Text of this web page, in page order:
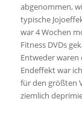
abgenommen,
typische
war 4 Wochen
Fitness DVDs
Entweder waren
Endeffekt war
für den größten
ziemlich